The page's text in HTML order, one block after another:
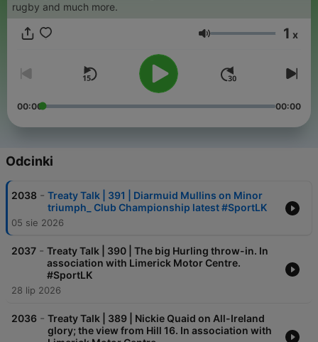
rugby and much more.
Głośność 1 x
00:00 00:00
Odcinki
2038 - Treaty Talk | 391 | Diarmuid Mullins on Minor
triumph_ Club Championship latest #SportLK
05 sie 2026
2037 - Treaty Talk | 390 | The big Hurling throw-in. In
association with Limerick Motor Centre.
#SportLK
28 lip 2026
2036 - Treaty Talk | 389 | Nickie Quaid on All-Ireland
glory; the view from Hill 16. In association with